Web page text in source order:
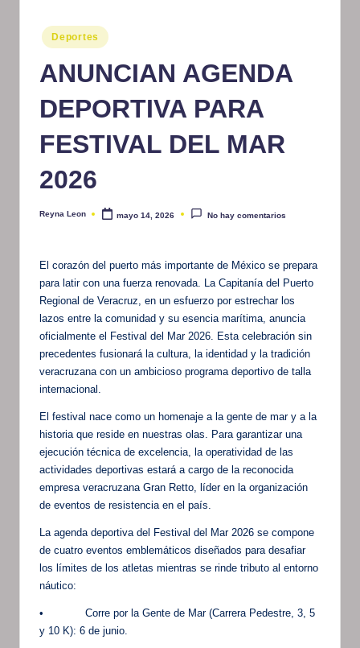
m
at
iv
o
Publicado
en
Deportes
ANUNCIAN AGENDA
DEPORTIVA PARA
FESTIVAL DEL MAR
2026
Publicado
Reyna Leon mayo 14, 2026 No hay comentarios
El corazón del puerto más importante de México se prepara
para latir con una fuerza renovada. La Capitanía del Puerto
Regional de Veracruz, en un esfuerzo por estrechar los
lazos entre la comunidad y su esencia marítima, anuncia
oficialmente el Festival del Mar 2026. Esta celebración sin
precedentes fusionará la cultura, la identidad y la tradición
veracruzana con un ambicioso programa deportivo de talla
internacional.
El festival nace como un homenaje a la gente de mar y a la
historia que reside en nuestras olas. Para garantizar una
ejecución técnica de excelencia, la operatividad de las
actividades deportivas estará a cargo de la reconocida
empresa veracruzana Gran Retto, líder en la organización
de eventos de resistencia en el país.
La agenda deportiva del Festival del Mar 2026 se compone
de cuatro eventos emblemáticos diseñados para desafiar
los límites de los atletas mientras se rinde tributo al entorno
náutico:
• Corre por la Gente de Mar (Carrera Pedestre, 3, 5
y 10 K): 6 de junio.